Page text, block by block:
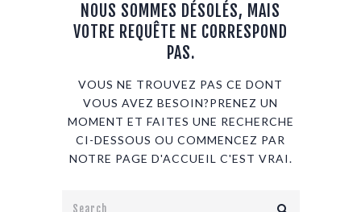
NOUS SOMMES DÉSOLÉS, MAIS
VOTRE REQUÊTE NE CORRESPOND
PAS.
VOUS NE TROUVEZ PAS CE DONT
VOUS AVEZ BESOIN?PRENEZ UN
MOMENT ET FAITES UNE RECHERCHE
CI-DESSOUS OU COMMENCEZ PAR
NOTRE PAGE D'ACCUEIL C'EST VRAI.